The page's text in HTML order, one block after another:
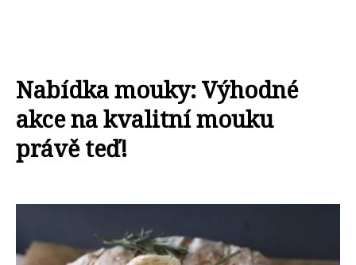
Nabídka mouky: Výhodné
akce na kvalitní mouku
právě teď!